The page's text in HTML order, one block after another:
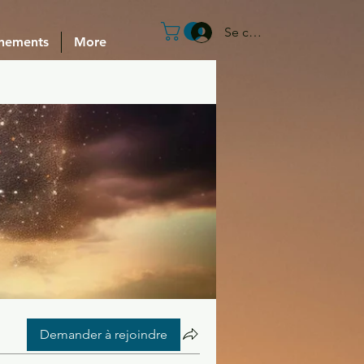
Se connecter
More
Demander à rejoindre